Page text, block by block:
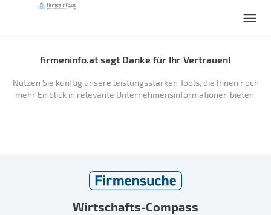
firmeninfo.at sagt Danke für Ihr Vertrauen!
Nutzen Sie künftig unsere leistungsstarken Tools, die Ihnen noch
mehr Einblick in relevante Unternehmensinformationen bieten.
Wirtschafts-Compass